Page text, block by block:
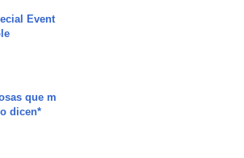
Event
que m
dicen*